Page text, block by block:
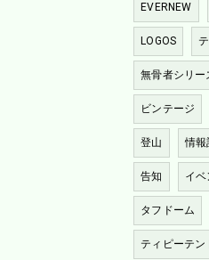
EVERNEW
LOGOS
無骨者シリー
ビンテージ
登山 情報
告知 イベ
タフドーム
ティピーテン